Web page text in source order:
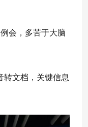
会，多苦于大脑
转文档，关键信息